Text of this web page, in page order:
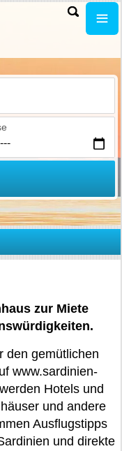
zur Miete
den gemütlichen
www.sardinien-
Hotels und
und andere
Ausflugstipps
und direkte